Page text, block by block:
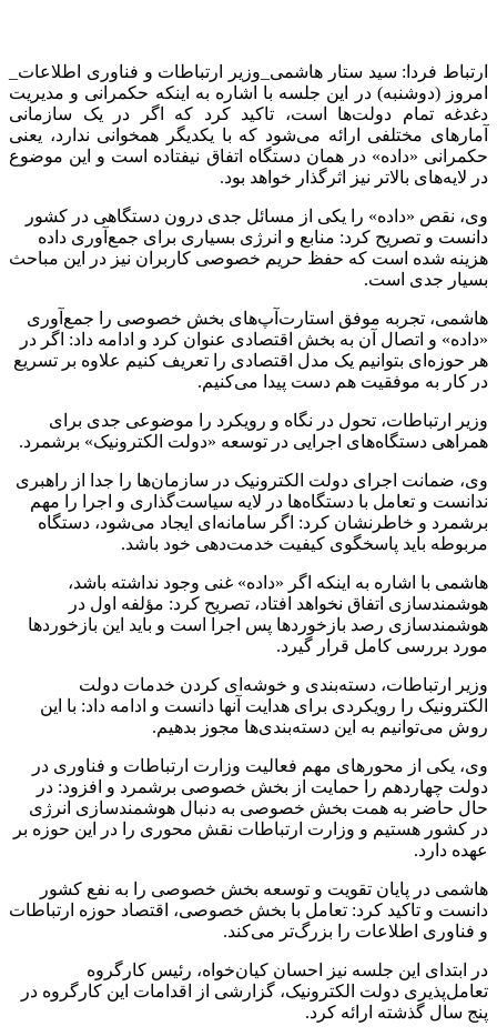
ارتباط فردا: سید ستار هاشمی_وزیر ارتباطات و فناوری اطلاعات_
امروز (دوشنبه) در این جلسه با اشاره به اینکه حکمرانی و مدیریت
دغدغه تمام دولت‌ها است، تاکید کرد که اگر در یک سازمانی
آمارهای مختلفی ارائه می‌شود که با یکدیگر همخوانی ندارد، یعنی
حکمرانی «داده» در همان دستگاه اتفاق نیفتاده است و این موضوع
در لایه‌های بالاتر نیز اثرگذار خواهد بود.
وی، نقص «داده» را یکی از مسائل جدی درون دستگاهی در کشور
دانست و تصریح کرد: منابع و انرژی بسیاری برای جمع‌آوری داده
هزینه شده است که حفظ حریم خصوصی کاربران نیز در این مباحث
بسیار جدی است.
هاشمی، تجربه موفق استارت‌آپ‌های بخش خصوصی را جمع‌آوری
«داده» و اتصال آن به بخش اقتصادی عنوان کرد و ادامه داد: اگر در
هر حوزه‌ای بتوانیم یک مدل اقتصادی را تعریف کنیم علاوه بر تسریع
در کار به موفقیت هم دست پیدا می‌کنیم.
وزیر ارتباطات، تحول در نگاه و رویکرد را موضوعی جدی برای
همراهی دستگاه‌های اجرایی در توسعه «دولت الکترونیک» برشمرد.
وی، ضمانت اجرای دولت الکترونیک در سازمان‌ها را جدا از راهبری
ندانست و تعامل با دستگاه‌ها در لایه سیاست‌گذاری و اجرا را مهم
برشمرد و خاطرنشان کرد: اگر سامانه‌ای ایجاد می‌شود، دستگاه
مربوطه باید پاسخگوی کیفیت خدمت‌دهی خود باشد.
هاشمی با اشاره به اینکه اگر «داده» غنی وجود نداشته باشد،
هوشمندسازی اتفاق نخواهد افتاد، تصریح کرد: مؤلفه اول در
هوشمندسازی رصد بازخوردها پس اجرا است و باید این بازخوردها
مورد بررسی کامل قرار گیرد.
وزیر ارتباطات، دسته‌بندی و خوشه‌ای کردن خدمات دولت
الکترونیک را رویکردی برای هدایت آنها دانست و ادامه داد: با این
روش می‌توانیم به این دسته‌بندی‌ها مجوز بدهیم.
وی، یکی از محورهای مهم فعالیت وزارت ارتباطات و فناوری در
دولت چهاردهم را حمایت از بخش خصوصی برشمرد و افزود: در
حال حاضر به همت بخش خصوصی به دنبال هوشمندسازی انرژی
در کشور هستیم و وزارت ارتباطات نقش محوری را در این حوزه بر
عهده دارد.
هاشمی در پایان تقویت و توسعه‌ بخش خصوصی را به نفع کشور
دانست و تاکید کرد: تعامل با بخش خصوصی، اقتصاد حوزه ارتباطات
و فناوری اطلاعات را بزرگ‌تر می‌کند.
در ابتدای این جلسه نیز احسان کیان‌خواه، رئیس کارگروه
تعامل‌پذیری دولت الکترونیک، گزارشی از اقدامات این کارگروه در
پنج سال گذشته ارائه کرد.